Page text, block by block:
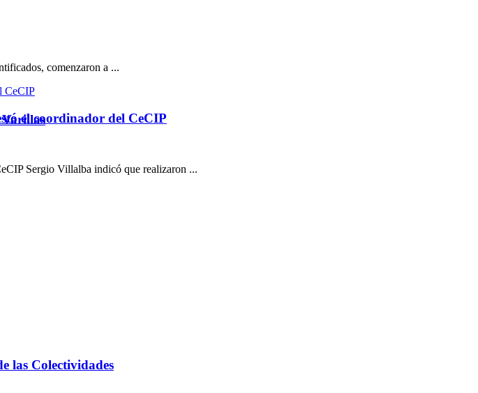
las Colectividades
comenzaron a ...
el coordinador del CeCIP
Sergio Villalba indicó que realizaron ...